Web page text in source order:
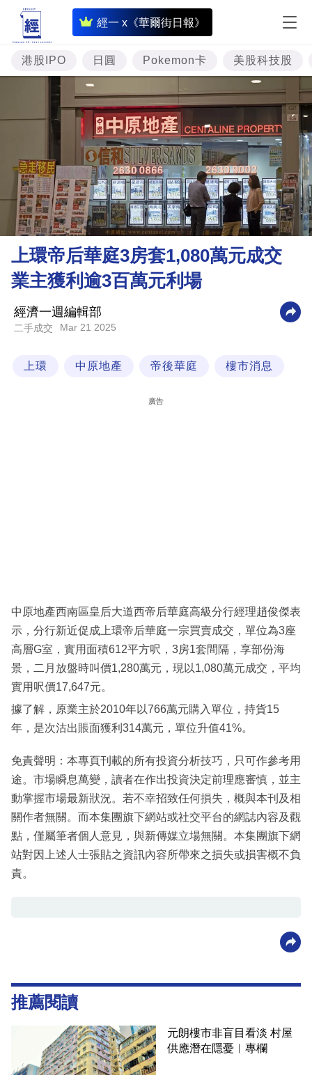
經一 x《華爾街日報》
即
時
財
經
專
題
投
資
樓
市
理
財
商
業
科
區
港股IPO 日圓 Pokemon卡 美股科技股
上環帝后華庭3房套1,080萬元成交
業主獲利逾3百萬元利場
經濟一週編輯部
二手成交 Mar 21 2025
上環 中原地產 帝後華庭 樓市消息
廣告
中原地產西南區皇后大道西帝后華庭高級分行經理趙俊傑表
示，分行新近促成上環帝后華庭一宗買賣成交，單位為3座
高層G室，實用面積612平方呎，3房1套間隔，享部份海
景，二月放盤時叫價1,280萬元，現以1,080萬元成交，平均
實用呎價17,647元。
據了解，原業主於2010年以766萬元購入單位，持貨15
年，是次沽出賬面獲利314萬元，單位升值41%。
免責聲明：本專頁刊載的所有投資分析技巧，只可作參考用
途。市場瞬息萬變，讀者在作出投資決定前理應審慎，並主
動掌握市場最新狀況。若不幸招致任何損失，概與本刊及相
關作者無關。而本集團旗下網站或社交平台的網誌內容及觀
點，僅屬筆者個人意見，與新傳媒立場無關。本集團旗下網
站對因上述人士張貼之資訊內容所帶來之損失或損害概不負
責。
推薦閱讀
元朗樓市非盲目看淡 村屋
供應潛在隱憂︳專欄